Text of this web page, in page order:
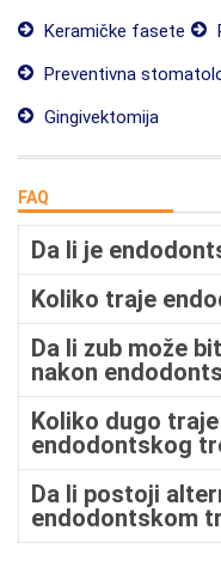
Keramičke fasete
Preventivna
Gingivektomija
FAQ
Da li je
Koliko traje
Da li zub može
nakon
Koliko dugo
endodontskog
Da li postoji
endodontskom